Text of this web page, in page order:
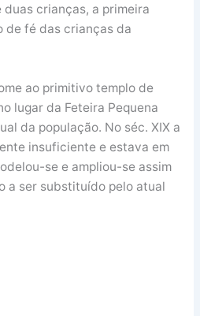
crianças, a primeira
de fé das crianças da
ao primitivo templo de
lugar da Feteira Pequena
da população. No séc. XIX a
insuficiente e estava em
se e ampliou-se assim
a ser substituído pelo atual